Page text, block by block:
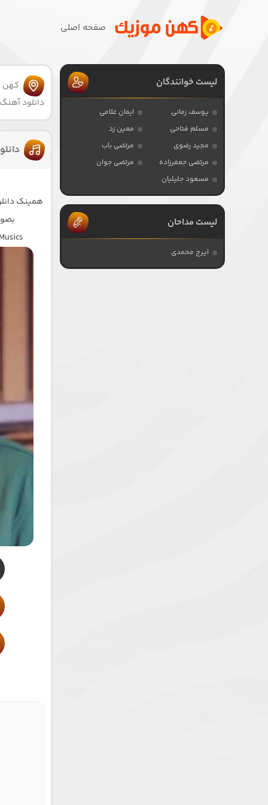
صفحه اصلی
کهن
دانلود
همینک
بصورت
لیست خوانندگان
یوسف زمانی
ایمان غلامی
مسلم فتاحی
معین زد
مجید رضوی
مرتضی باب
مرتضی جعفرزاده
مرتضی جوان
مسعود جلیلیان
لیست مداحان
ایرج محمدی